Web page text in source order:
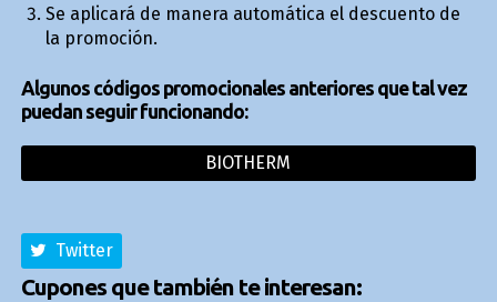
Se aplicará de manera automática el descuento de
la promoción.
Algunos códigos promocionales anteriores que tal vez
puedan seguir funcionando:
BIOTHERM
Twitter
Cupones que también te interesan: